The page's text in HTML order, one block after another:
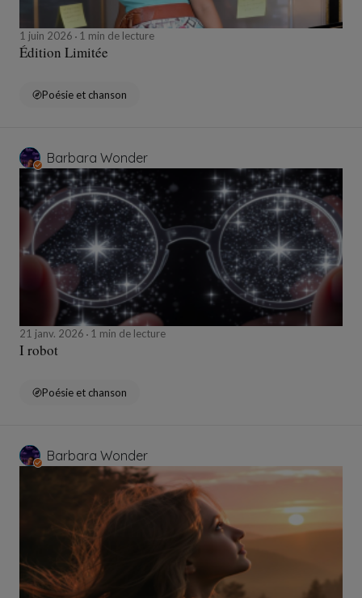
1 juin 2026 1 min de lecture
Édition Limitée
Poésie et chanson
Barbara Wonder
21 janv. 2026 1 min de lecture
I robot
Poésie et chanson
Barbara Wonder